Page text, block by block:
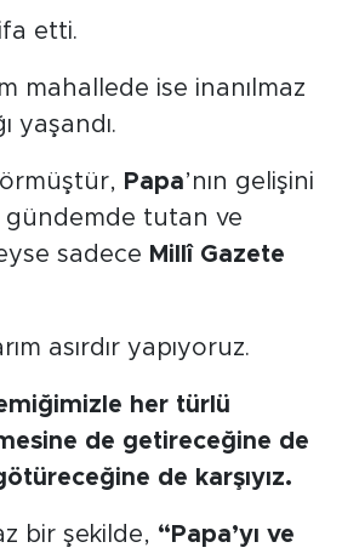
etti.
mahallede ise inanılmaz
yaşandı.
Papa’nın gelişini
gündemde tutan ve
sadece Millî Gazete
asırdır yapıyoruz.
her türlü
de getireceğine de
de karşıyız.
bir şekilde, “Papa’yı ve